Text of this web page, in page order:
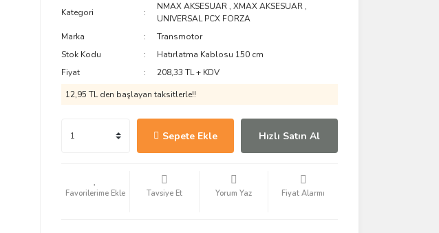
Kategori
NMAX AKSESUAR ,XMAX AKSESUAR ,
UNIVERSAL PCX FORZA
Marka
Transmotor
Stok Kodu
Hatırlatma Kablosu 150 cm
Fiyat
208,33 TL + KDV
12,95 TL den başlayan taksitlerle!!
Sepete Ekle Hızlı Satın Al
Tavsiye Et Yorum Yaz Fiyat Alarmı